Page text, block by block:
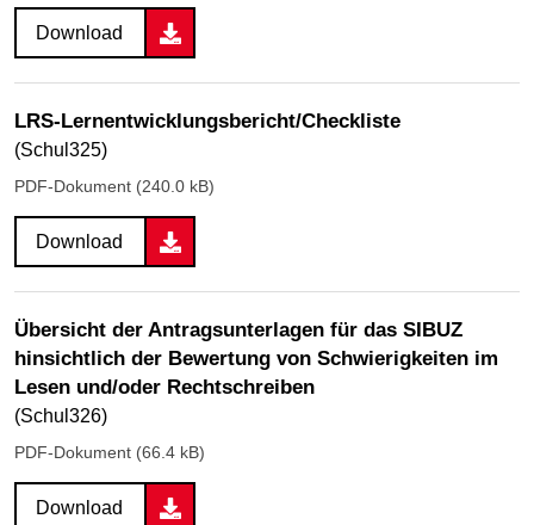
Download
LRS-Lernentwicklungsbericht/Checkliste
(Schul325)
PDF-Dokument (240.0 kB)
Download
Übersicht der Antragsunterlagen für das SIBUZ
hinsichtlich der Bewertung von Schwierigkeiten im
Lesen und/oder Rechtschreiben
(Schul326)
PDF-Dokument (66.4 kB)
Download